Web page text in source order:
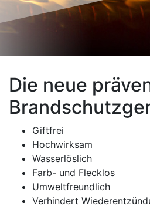
Die neue
Giftfrei
Hochwirksam
Wasserlöslich
Farb- und Flecklos
Umweltfreundlich
Verhindert